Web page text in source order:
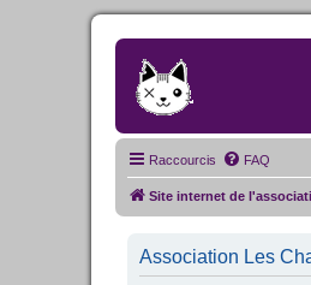
Raccourcis FAQ
Site internet de
Association Les